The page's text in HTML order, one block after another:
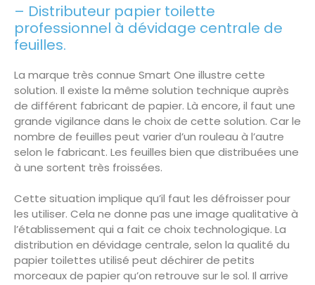
– Distributeur papier toilette
professionnel à dévidage centrale de
feuilles.
La marque très connue Smart One illustre cette
solution. Il existe la même solution technique auprès
de différent fabricant de papier. Là encore, il faut une
grande vigilance dans le choix de cette solution. Car le
nombre de feuilles peut varier d’un rouleau à l’autre
selon le fabricant. Les feuilles bien que distribuées une
à une sortent très froissées.
Cette situation implique qu’il faut les défroisser pour
les utiliser. Cela ne donne pas une image qualitative à
l’établissement qui a fait ce choix technologique. La
distribution en dévidage centrale, selon la qualité du
papier toilettes utilisé peut déchirer de petits
morceaux de papier qu’on retrouve sur le sol. Il arrive